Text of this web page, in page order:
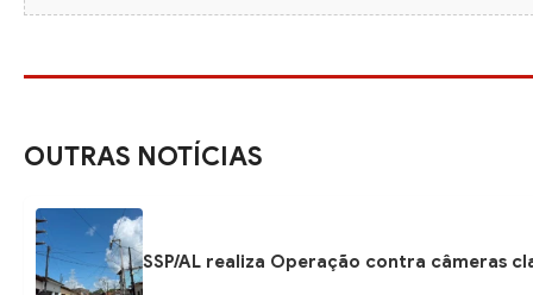
OUTRAS NOTÍCIAS
SSP/AL realiza Operação contra câmeras